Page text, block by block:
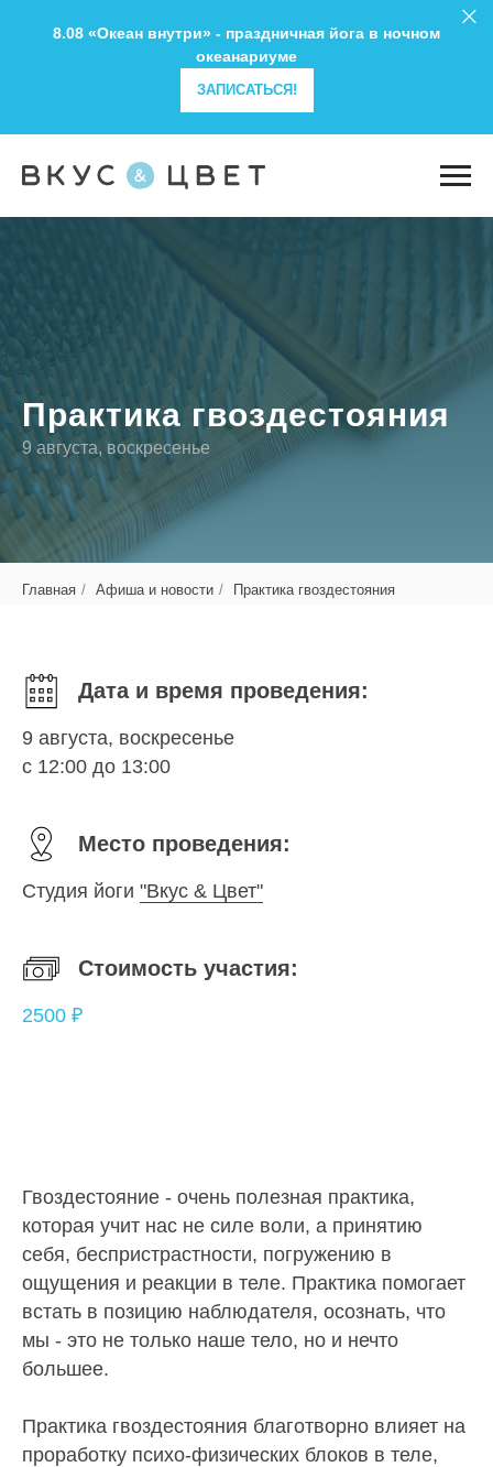
8.08 «Океан внутри» - праздничная йога в ночном
океанариуме
ЗАПИСАТЬСЯ!
Практика гвоздестояния
9 августа, воскресенье
Главная / Афиша и новости / Практика гвоздестояния
Дата и время проведения:
9 августа, воскресенье
с 12:00 до 13:00
Место проведения:
Студия йоги "Вкус & Цвет"
Стоимость участия:
2500 ₽
Гвоздестояние - очень полезная практика,
которая учит нас не силе воли, а принятию
себя, беспристрастности, погружению в
ощущения и реакции в теле. Практика помогает
встать в позицию наблюдателя, осознать, что
мы - это не только наше тело, но и нечто
большее.
Практика гвоздестояния благотворно влияет на
проработку психо-физических блоков в теле,